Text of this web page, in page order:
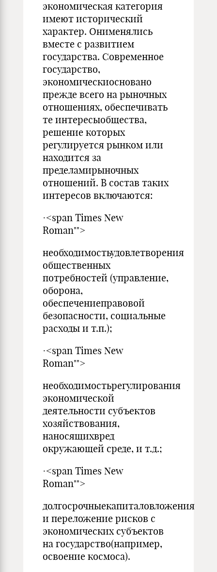
экономическая категория
имеют исторический
характер. Онименялись
вместе с развитием
государства. Современное
государство,
экономическиосновано
прежде всего на рыночных
отношениях, обеспечивать
те интересыобщества,
решение которых
регулируется рынком или
находится за
пределамирыночных
отношений. В состав таких
интересов включаются:
·<span Times New
Roman"">
необходимостьудовлетворения
общественных
потребностей (управление,
оборона,
обеспечениеправовой
безопасности, социальные
расходы и т.п.);
·<span Times New
Roman"">
необходимостьрегулирования
экономической
деятельности субъектов
хозяйствования,
наносящихвред
окружающей среде, и т.д.;
·<span Times New
Roman"">
долгосрочныекапиталовложения
и переложение рисков с
экономических субъектов
на государство(например,
освоение космоса).